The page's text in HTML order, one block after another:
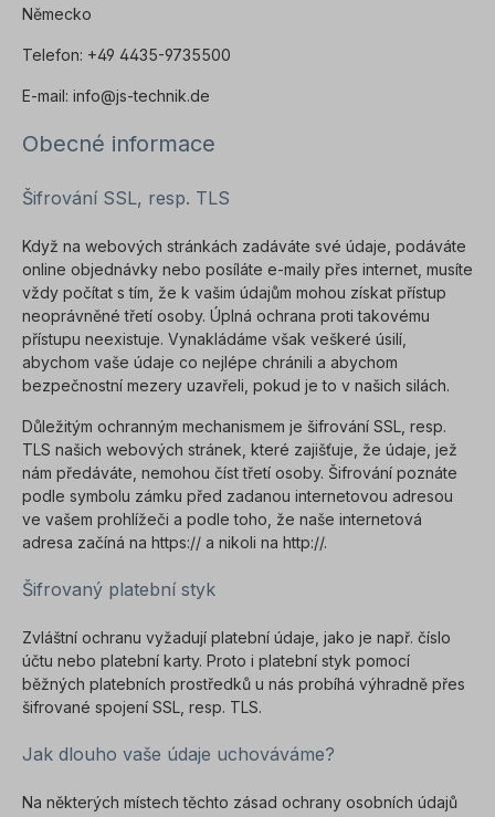
Německo
Telefon: +49 4435-9735500
E-mail: info@js-technik.de
Obecné informace
Šifrování SSL, resp. TLS
Když na webových stránkách zadáváte své údaje, podáváte
online objednávky nebo posíláte e-maily přes internet, musíte
vždy počítat s tím, že k vašim údajům mohou získat přístup
neoprávněné třetí osoby. Úplná ochrana proti takovému
přístupu neexistuje. Vynakládáme však veškeré úsilí,
abychom vaše údaje co nejlépe chránili a abychom
bezpečnostní mezery uzavřeli, pokud je to v našich silách.
Důležitým ochranným mechanismem je šifrování SSL, resp.
TLS našich webových stránek, které zajišťuje, že údaje, jež
nám předáváte, nemohou číst třetí osoby. Šifrování poznáte
podle symbolu zámku před zadanou internetovou adresou
ve vašem prohlížeči a podle toho, že naše internetová
adresa začíná na https:// a nikoli na http://.
Šifrovaný platební styk
Zvláštní ochranu vyžadují platební údaje, jako je např. číslo
účtu nebo platební karty. Proto i platební styk pomocí
běžných platebních prostředků u nás probíhá výhradně přes
šifrované spojení SSL, resp. TLS.
Jak dlouho vaše údaje uchováváme?
Na některých místech těchto zásad ochrany osobních údajů